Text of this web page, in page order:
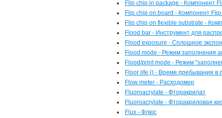
Flip chip in package - Компонент
Flip chip on board - Компонент
Flip chip on flexible substrate -
Flood bar - Инструмент для
Flood exposure - Сплошное
Flood mode - Режим заполнения
Flood/print mode - Режим
Floor life () - Время пребывания в
Flow meter - Расходомер
Fluoroacrylate - Фторакрилат
Fluoroacrylate - Фторакриловая
Flux - Флюс